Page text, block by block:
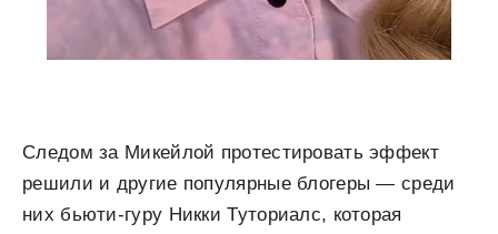
Следом за Микейлой протестировать эффект
решили и другие популярные блогеры — среди
них бьюти-гуру Никки Туториалс, которая